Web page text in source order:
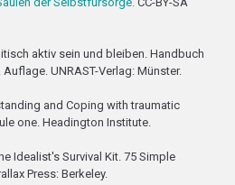
aktiv sein und bleiben. Handbuch
UNRAST-Verlag: Münster.
and Coping with traumatic
one. Headington Institute.
Idealist's Survival Kit. 75 Simple
Press: Berkeley.